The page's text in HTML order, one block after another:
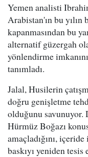
Yemen analisti
Arabistan'ın bu yılın
kapanmasından bu
alternatif güzergah
yönlendirme
tanımladı.
Jalal, Husilerin
doğru genişletme
olduğunu savunuyor.
Hürmüz Boğazı
amaçladığını,
baskıyı yeniden